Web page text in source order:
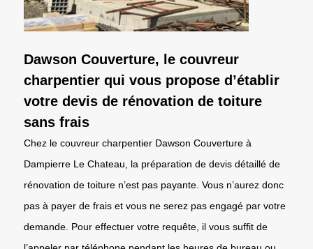
Dawson Couverture, le couvreur
charpentier qui vous propose d’établir
votre devis de rénovation de toiture
sans frais
Chez le couvreur charpentier Dawson Couverture à
Dampierre Le Chateau, la préparation de devis détaillé de
rénovation de toiture n’est pas payante. Vous n’aurez donc
pas à payer de frais et vous ne serez pas engagé par votre
demande. Pour effectuer votre requête, il vous suffit de